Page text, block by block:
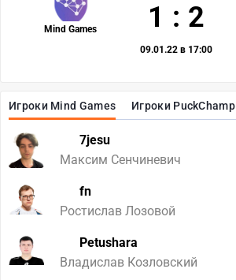
Игроки Mind Games Игроки PuckChamp
7jesu
Максим Сенчиневич
fn
Ростислав Лозовой
Petushara
Владислав Козловский
Mind Games 1 : 2
09.01.22 в 17:00